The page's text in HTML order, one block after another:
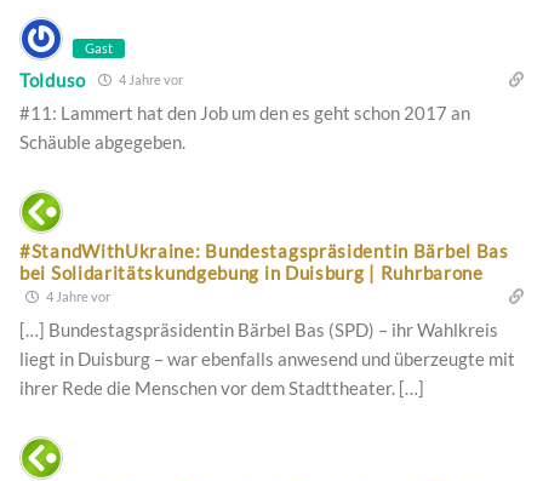
Gast
Tolduso 4 Jahre vor
#11: Lammert hat den Job um den es geht schon 2017 an
Schäuble abgegeben.
#StandWithUkraine: Bundestagspräsidentin Bärbel Bas
bei Solidaritätskundgebung in Duisburg | Ruhrbarone
4 Jahre vor
[…] Bundestagspräsidentin Bärbel Bas (SPD) – ihr Wahlkreis
liegt in Duisburg – war ebenfalls anwesend und überzeugte mit
ihrer Rede die Menschen vor dem Stadttheater. […]